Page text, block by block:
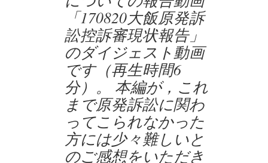
「170820大飯原発訴
訟控訴審現状報告」
のダイジェスト動画
です（再生時間6
分）。 本編が，これ
まで原発訴訟に関わ
ってこられなかった
方には少々難しいと
のご感想をいただき